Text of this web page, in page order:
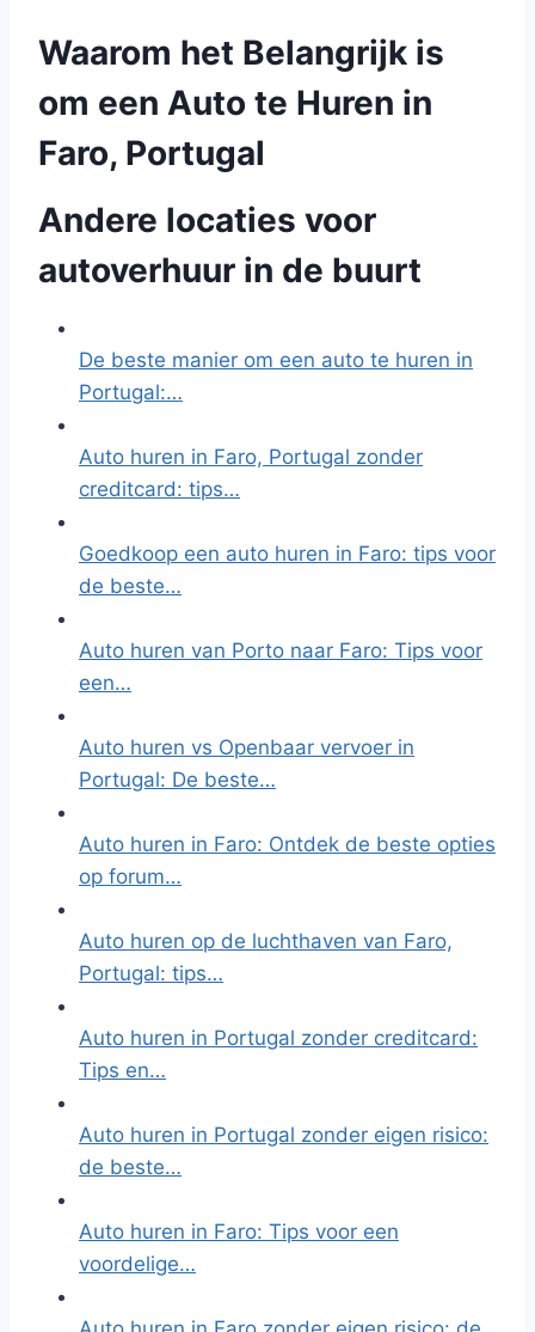
Waarom het Belangrijk is
om een Auto te Huren in
Faro, Portugal
Andere locaties voor
autoverhuur in de buurt
De beste manier om een auto te huren in
Portugal:…
Auto huren in Faro, Portugal zonder
creditcard: tips…
Goedkoop een auto huren in Faro: tips voor
de beste…
Auto huren van Porto naar Faro: Tips voor
een…
Auto huren vs Openbaar vervoer in
Portugal: De beste…
Auto huren in Faro: Ontdek de beste opties
op forum…
Auto huren op de luchthaven van Faro,
Portugal: tips…
Auto huren in Portugal zonder creditcard:
Tips en…
Auto huren in Portugal zonder eigen risico:
de beste…
Auto huren in Faro: Tips voor een
voordelige…